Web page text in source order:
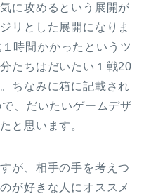
に攻めるという展開が
リとした展開になりま
時間かかったというツ
たちはだいたい１戦20
ちなみに箱に記載され
、だいたいゲームデザ
と思います。
が、相手の手を考えつ
が好きな人にオススメ